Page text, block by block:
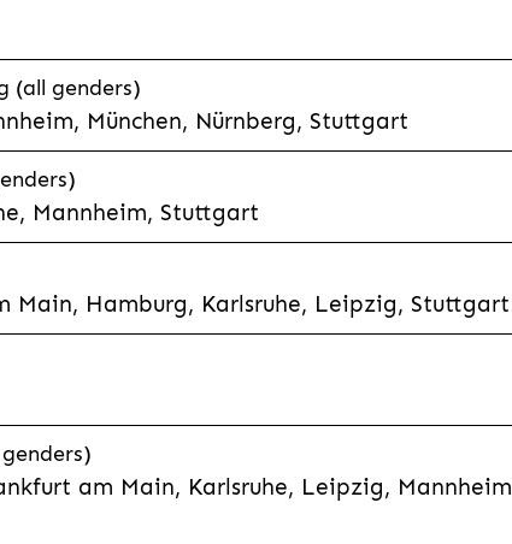
(all genders)
München, Nürnberg, Stuttgart
Mannheim, Stuttgart
Main, Hamburg, Karlsruhe, Leipzig, Stuttgart
am Main, Karlsruhe, Leipzig, Mannheim